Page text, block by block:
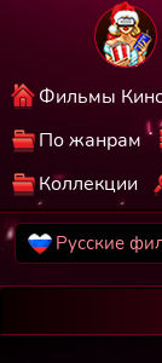
Фильмы
По жанрам
Коллекции
Русские